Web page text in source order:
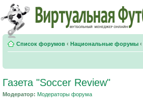
Список форумов ‹ Национальные форумы ‹
Газета "Soccer Review"
Модератор: Модераторы форума